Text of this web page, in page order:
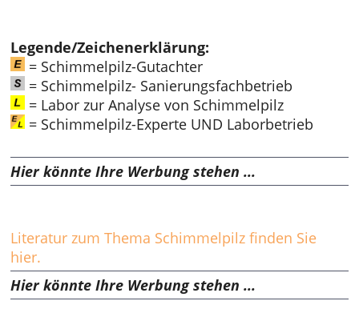
Legende/Zeichenerklärung:
= Schimmelpilz-Gutachter
= Schimmelpilz- Sanierungsfachbetrieb
= Labor zur Analyse von Schimmelpilz
= Schimmelpilz-Experte UND Laborbetrieb
Hier könnte Ihre Werbung stehen ...
Literatur zum Thema Schimmelpilz finden Sie
hier.
Hier könnte Ihre Werbung stehen ...